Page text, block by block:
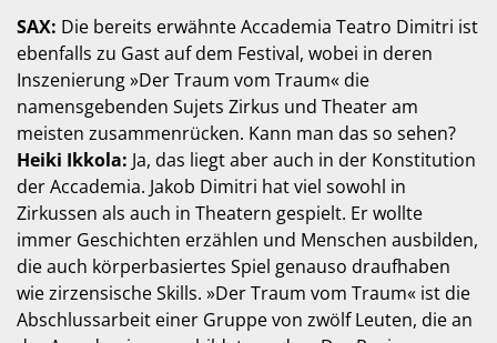
SAX: Die bereits erwähnte Accademia Teatro Dimitri ist
ebenfalls zu Gast auf dem Festival, wobei in deren
Inszenierung »Der Traum vom Traum« die
namensgebenden Sujets Zirkus und Theater am
meisten zusammenrücken. Kann man das so sehen?
Heiki Ikkola: Ja, das liegt aber auch in der Konstitution
der Accademia. Jakob Dimitri hat viel sowohl in
Zirkussen als auch in Theatern gespielt. Er wollte
immer Geschichten erzählen und Menschen ausbilden,
die auch körperbasiertes Spiel genauso draufhaben
wie zirzensische Skills. »Der Traum vom Traum« ist die
Abschlussarbeit einer Gruppe von zwölf Leuten, die an